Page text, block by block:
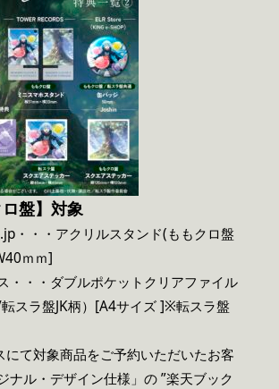
盤】対象
・・・アクリルスタンド(ももクロ盤
ｍｍ]
・・・ダブルポケットクリアファイル
転スラ盤JK柄）[A4サイズ ]※転スラ盤
にて対象商品をご予約いただいたお客
ナル・デザイン仕様」の ”楽天ブック